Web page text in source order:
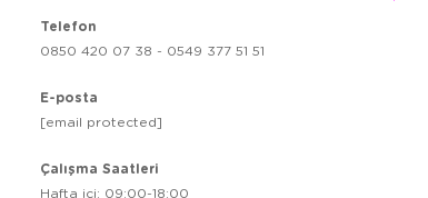
Telefon
0850 420 07 38 - 0549 377 51 51
E-posta
[email protected]
Çalışma Saatleri
Hafta içi: 09:00-18:00